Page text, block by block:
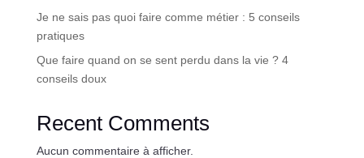
Je ne sais pas quoi faire comme métier : 5 conseils
pratiques
Que faire quand on se sent perdu dans la vie ? 4
conseils doux
Recent Comments
Aucun commentaire à afficher.